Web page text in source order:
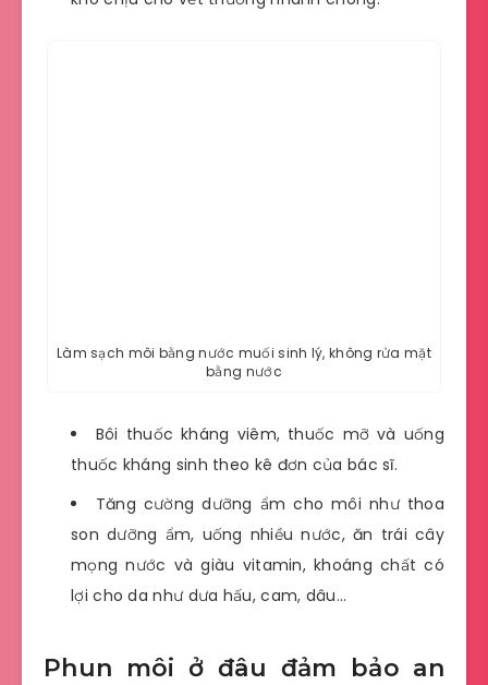
Làm sạch môi bằng nước muối sinh lý, không rửa mặt
bằng nước
Bôi thuốc kháng viêm, thuốc mỡ và uống
thuốc kháng sinh theo kê đơn của bác sĩ.
Tăng cường dưỡng ẩm cho môi như thoa
son dưỡng ẩm, uống nhiều nước, ăn trái cây
mọng nước và giàu vitamin, khoáng chất có
lợi cho da như dưa hấu, cam, dâu…
Phun môi ở đâu đảm bảo an